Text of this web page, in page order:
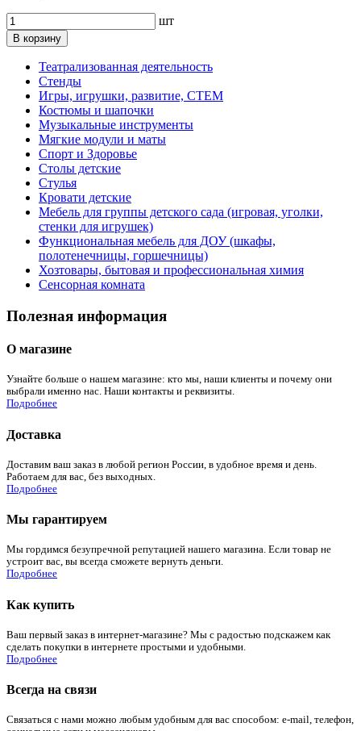
шт
В корзину
Театрализованная деятельность
Стенды
Игры, игрушки, развитие, СТЕМ
Костюмы и шапочки
Музыкальные инструменты
Мягкие модули и маты
Спорт и Здоровье
Столы детские
Стулья
Кровати детские
Мебель для группы детского сада (игровая, уголки,
стенки для игрушек)
Функциональная мебель для ДОУ (шкафы,
полотенечницы, горшечницы)
Хозтовары, бытовая и профессиональная химия
Сенсорная комната
Полезная информация
О магазине
Узнайте больше о нашем магазине: кто мы, наши клиенты и почему они
выбрали именно нас. Наши контакты и реквизиты.
Подробнее
Доставка
Доставим ваш заказ в любой регион России, в удобное время и день.
Работаем для вас, без выходных.
Подробнее
Мы гарантируем
Мы гордимся безупречной репутацией нашего магазина. Если товар не
устроит вас, вы всегда сможете вернуть деньги.
Подробнее
Как купить
Ваш первый заказ в интернет-магазине? Мы с радостью подскажем как
сделать покупки в интернете простыми и удобными.
Подробнее
Всегда на связи
Связаться с нами можно любым удобным для вас способом: e-mail, телефон,